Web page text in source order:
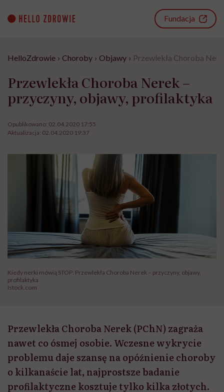
content
Fundacja
HelloZdrowie › Choroby › Objawy › Przewlekła Choroba
Przewlekła Choroba Nerek –
przyczyny, objawy, profilaktyka
Opublikowano: 02.04.2020 17:55
Aktualizacja: 02.04.2020 19:37
Kiedy nerki mówią STOP: Przewlekła Choroba Nerek – przyczyny, objawy,
profilaktyka
Istock.com
Przewlekła Choroba Nerek (PChN) zagraża
nawet co ósmej osobie. Wczesne wykrycie
problemu daje szansę na opóźnienie choroby
o kilkanaście lat, najprostsze badanie
profilaktyczne kosztuje tylko kilka złotych.